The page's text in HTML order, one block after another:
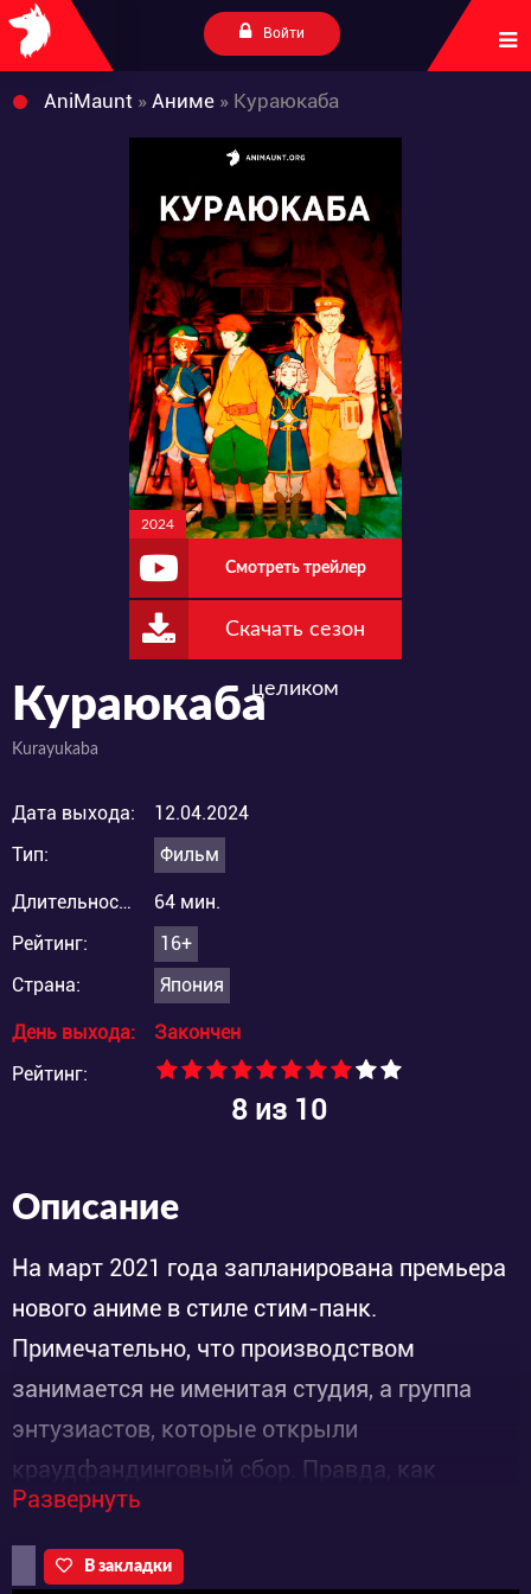
Войти
AniMaunt » Аниме » Кураюкаба
2024
Смотреть трейлер
Скачать сезон
целиком
Кураюкаба
Kurayukaba
Дата выхода:
12.04.2024
Тип:
Фильм
Длительность:
64 мин.
Рейтинг:
16+
Страна:
Япония
День выхода:
Закончен
Рейтинг:
8из 10
Описание
На март 2021 года запланирована премьера
нового аниме в стиле стим-панк.
Примечательно, что производством
занимается не именитая студия, а группа
энтузиастов, которые открыли
краудфандинговый сбор. Правда, как
сообщается на их официальном сайте,
коронавирусная инфекция может задержать
Развернуть
В закладки